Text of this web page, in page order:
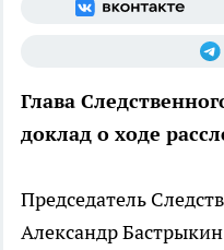
Глава
доклад о ходе
Председатель
Александр